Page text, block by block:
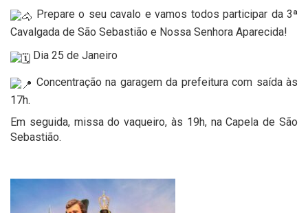
Prepare o seu cavalo e vamos todos participar da 3ª
Cavalgada de São Sebastião e Nossa Senhora Aparecida!
Dia 25 de Janeiro
Concentração na garagem da prefeitura com saída às
17h.
Em seguida, missa do vaqueiro, às 19h, na Capela de São
Sebastião.